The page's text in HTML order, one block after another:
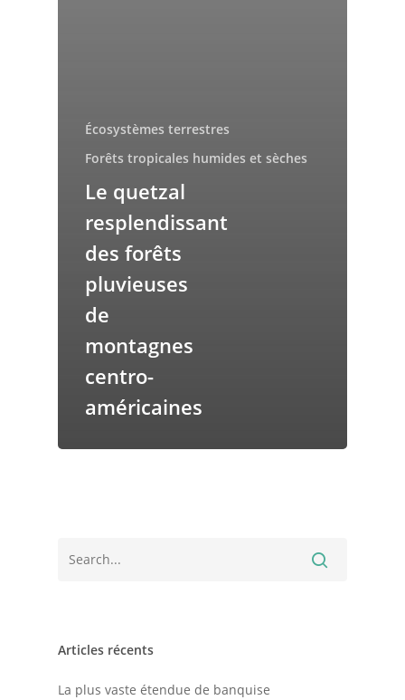
Écosystèmes terrestres
Forêts tropicales humides et sèches
Le quetzal
resplendissant
des forêts
pluvieuses
de
montagnes
centro-
américaines
Articles récents
La plus vaste étendue de banquise